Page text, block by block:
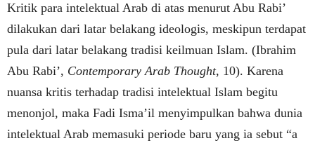
Kritik para intelektual Arab di atas menurut Abu Rabi’
dilakukan dari latar belakang ideologis, meskipun terdapat
pula dari latar belakang tradisi keilmuan Islam. (Ibrahim
Abu Rabi’, Contemporary Arab Thought, 10). Karena
nuansa kritis terhadap tradisi intelektual Islam begitu
menonjol, maka Fadi Isma’il menyimpulkan bahwa dunia
intelektual Arab memasuki periode baru yang ia sebut “a